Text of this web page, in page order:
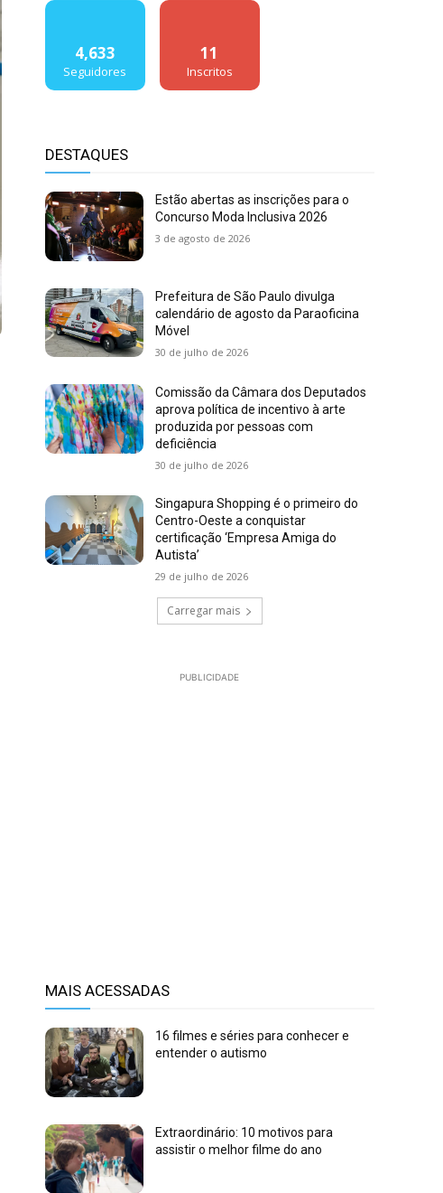
4,633
Seguidores
11
Inscritos
DESTAQUES
Estão abertas as inscrições para o
Concurso Moda Inclusiva 2026
3 de agosto de 2026
Prefeitura de São Paulo divulga
calendário de agosto da Paraoficina
Móvel
30 de julho de 2026
Comissão da Câmara dos Deputados
aprova política de incentivo à arte
produzida por pessoas com
deficiência
30 de julho de 2026
Singapura Shopping é o primeiro do
Centro-Oeste a conquistar
certificação ‘Empresa Amiga do
Autista’
29 de julho de 2026
Carregar mais
PUBLICIDADE
MAIS ACESSADAS
16 filmes e séries para conhecer e
entender o autismo
Extraordinário: 10 motivos para
assistir o melhor filme do ano